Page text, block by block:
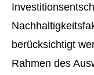
berücksichtigt
Rahmen des